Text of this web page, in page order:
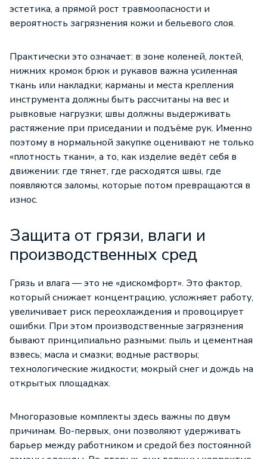
эстетика, а прямой рост травмоопасности и
вероятность загрязнения кожи и бельевого слоя.
Практически это означает: в зоне коленей, локтей,
нижних кромок брюк и рукавов важна усиленная
ткань или накладки; карманы и места крепления
инструмента должны быть рассчитаны на вес и
рывковые нагрузки; швы должны выдерживать
растяжение при приседании и подъёме рук. Именно
поэтому в нормальной закупке оценивают не только
«плотность ткани», а то, как изделие ведёт себя в
движении: где тянет, где расходятся швы, где
появляются заломы, которые потом превращаются в
износ.
Защита от грязи, влаги и
производственных сред
Грязь и влага — это не «дискомфорт». Это фактор,
который снижает концентрацию, усложняет работу,
увеличивает риск переохлаждения и провоцирует
ошибки. При этом производственные загрязнения
бывают принципиально разными: пыль и цементная
взвесь; масла и смазки; водные растворы;
технологические жидкости; мокрый снег и дождь на
открытых площадках.
Многоразовые комплекты здесь важны по двум
причинам. Во-первых, они позволяют удерживать
барьер между работником и средой без постоянной